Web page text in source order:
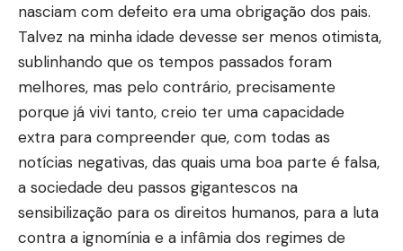
nasciam com defeito era uma obrigação dos pais.
Talvez na minha idade devesse ser menos otimista,
sublinhando que os tempos passados foram
melhores, mas pelo contrário, precisamente
porque já vivi tanto, creio ter uma capacidade
extra para compreender que, com todas as
notícias negativas, das quais uma boa parte é falsa,
a sociedade deu passos gigantescos na
sensibilização para os direitos humanos, para a luta
contra a ignomínia e a infâmia dos regimes de